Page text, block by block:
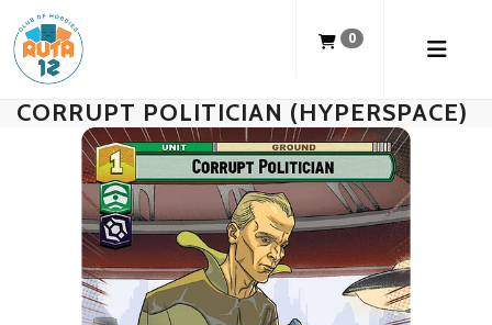
0
CORRUPT POLITICIAN (HYPERSPACE)